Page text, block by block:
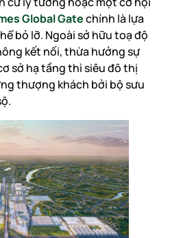
Global Gatechính là lựa
bỏ lỡ. Ngoài sở hữu toạ độ
kết nối, thừa hưởng sự
sở hạ tầng thì siêu đô thị
thượng khách bởi bộ sưu